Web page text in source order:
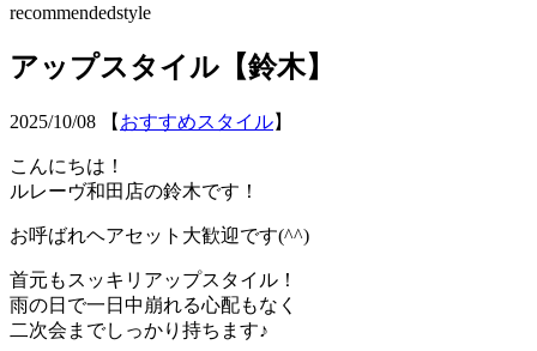
recommendedstyle
アップスタイル【鈴木】
2025/10/08 【 おすすめスタイル】
こんにちは！
ルレーヴ和田店の鈴木です！
お呼ばれヘアセット大歓迎です(^^)
首元もスッキリアップスタイル！
雨の日で一日中崩れる心配もなく
二次会までしっかり持ちます♪